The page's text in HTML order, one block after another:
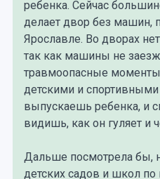
ребенка. Сейчас
делает двор без машин,
Ярославле. Во дворах
так как машины не
травмоопасные
детскими и
выпускаешь ребенка, и
видишь, как он гуляет и
Дальше посмотрела бы,
детских садов и школ